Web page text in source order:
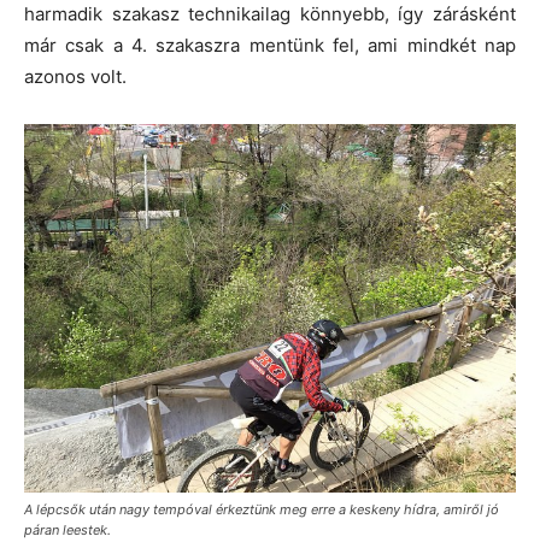
harmadik szakasz technikailag könnyebb, így zárásként
már csak a 4. szakaszra mentünk fel, ami mindkét nap
azonos volt.
A lépcsők után nagy tempóval érkeztünk meg erre a keskeny hídra, amiről jó
páran leestek.